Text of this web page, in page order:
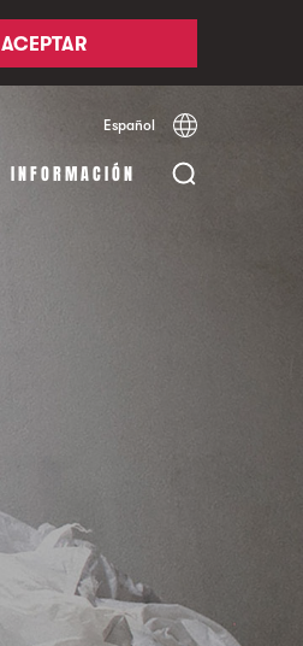
ACEPTAR
Español Català
INFORMACIÓN